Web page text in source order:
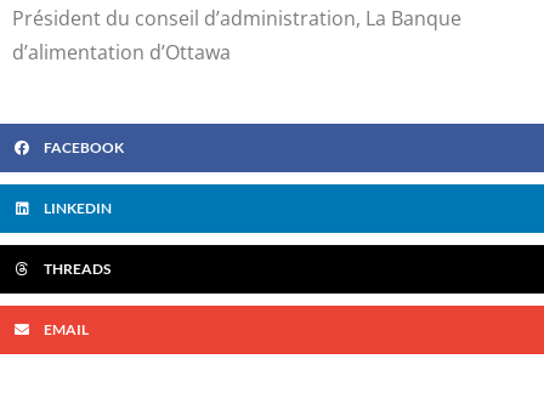
Président du conseil d’administration, La Banque
d’alimentation d’Ottawa
FACEBOOK
LINKEDIN
THREADS
EMAIL